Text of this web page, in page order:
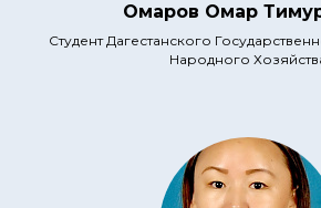
Омаров Омар
Студент Дагестанского
Народного